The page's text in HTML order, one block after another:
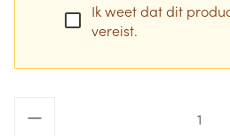
Ik weet dat dit
vereist.